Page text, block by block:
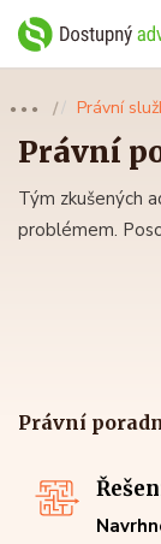
●●● Právní
Právní
Tým zkušených
problémem.
Právní